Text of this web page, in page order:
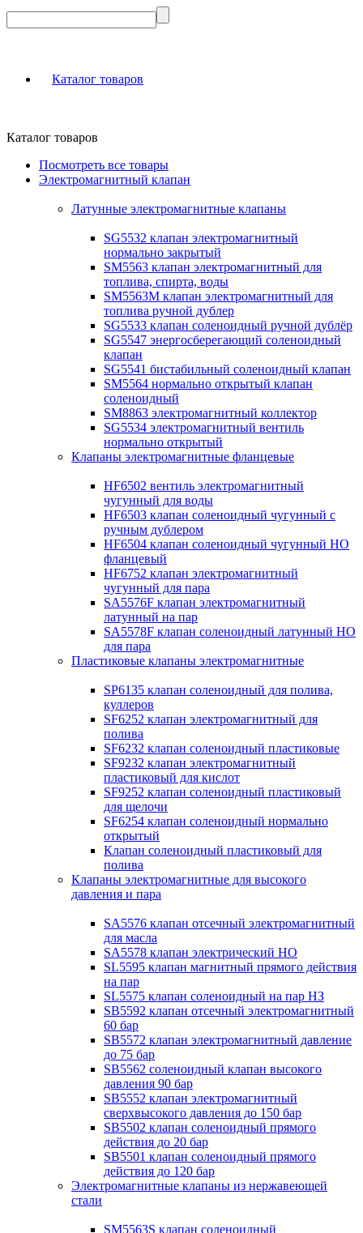
Каталог товаров
Каталог товаров
Посмотреть все товары
Электромагнитный клапан
Латунные электромагнитные клапаны
SG5532 клапан электромагнитный
нормально закрытый
SM5563 клапан электромагнитный для
топлива, спирта, воды
SM5563M клапан электромагнитный для
топлива ручной дублер
SG5533 клапан соленоидный ручной дублёр
SG5547 энергосберегающий соленоидный
клапан
SG5541 бистабильный соленоидный клапан
SM5564 нормально открытый клапан
соленоидный
SM8863 электромагнитный коллектор
SG5534 электромагнитный вентиль
нормально открытый
Клапаны электромагнитные фланцевые
HF6502 вентиль электромагнитный
чугунный для воды
HF6503 клапан соленоидный чугунный с
ручным дублером
HF6504 клапан соленоидный чугунный НО
фланцевый
HF6752 клапан электромагнитный
чугунный для пара
SA5576F клапан электромагнитный
латунный на пар
SA5578F клапан соленоидный латунный НО
для пара
Пластиковые клапаны электромагнитные
SP6135 клапан соленоидный для полива,
куллеров
SF6252 клапан электромагнитный для
полива
SF6232 клапан соленоидный пластиковые
SF9232 клапан электромагнитный
пластиковый для кислот
SF9252 клапан соленоидный пластиковый
для щелочи
SF6254 клапан соленоидный нормально
открытый
Клапан соленоидный пластиковый для
полива
Клапаны электромагнитные для высокого
давления и пара
SA5576 клапан отсечный электромагнитный
для масла
SA5578 клапан электрический НО
SL5595 клапан магнитный прямого действия
на пар
SL5575 клапан соленоидный на пар НЗ
SB5592 клапан отсечный электромагнитный
60 бар
SB5572 клапан электромагнитный давление
до 75 бар
SB5562 соленоидный клапан высокого
давления 90 бар
SB5552 клапан электромагнитный
сверхвысокого давления до 150 бар
SB5502 клапан соленоидный прямого
действия до 20 бар
SB5501 клапан соленоидный прямого
действия до 120 бар
Электромагнитные клапаны из нержавеющей
стали
SM5563S клапан соленоидный